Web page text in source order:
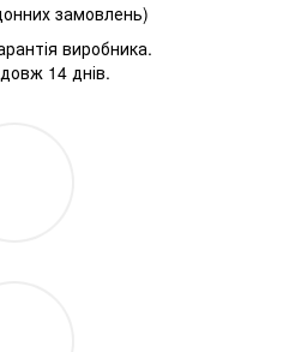
замовлень)
виробника.
14 днів.